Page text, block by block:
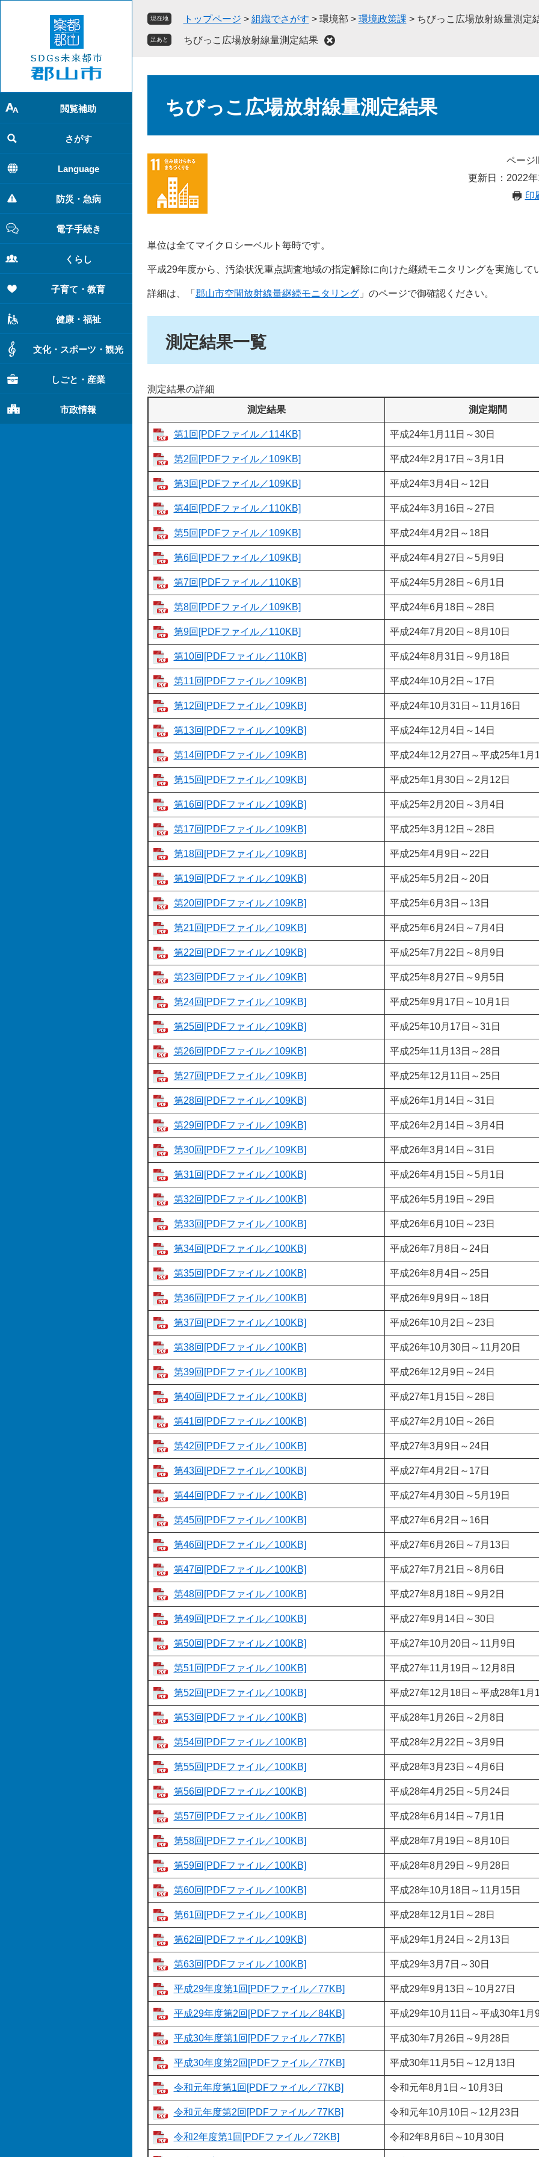
で
す
。
ば
し
て
本
文
へ
閲覧補助
さがす
Language
防災・急病
電子手続き
くらし
子育て・教育
健康・福祉
文化・スポーツ・観光
しごと・産業
市政情報
現在地 トップページ > 組織でさがす > 環境部 > 環境政策課 > ちびっこ広場放射線量測定
足あと ちびっこ広場放射線量測定結果
ちびっこ広場放射線量測定結果
ページ
更新日：2022
印
単位は全てマイクロシーベルト毎時です。
平成29年度から、汚染状況重点調査地域の指定解除に向けた継続モニタリングを実施して
詳細は、「 郡山市空間放射線量継続モニタリング」のページで御確認ください。
測定結果一覧
測定結果の詳細
測定結果
測定期間
第1回[PDFファイル／114KB] 平成24年1月11日～30日
第2回[PDFファイル／109KB] 平成24年2月17日～3月1日
第3回[PDFファイル／109KB] 平成24年3月4日～12日
第4回[PDFファイル／110KB] 平成24年3月16日～27日
第5回[PDFファイル／109KB] 平成24年4月2日～18日
第6回[PDFファイル／109KB] 平成24年4月27日～5月9日
第7回[PDFファイル／110KB] 平成24年5月28日～6月1日
第8回[PDFファイル／109KB] 平成24年6月18日～28日
第9回[PDFファイル／110KB] 平成24年7月20日～8月10日
第10回[PDFファイル／110KB] 平成24年8月31日～9月18日
第11回[PDFファイル／109KB] 平成24年10月2日～17日
第12回[PDFファイル／109KB] 平成24年10月31日～11月16日
第13回[PDFファイル／109KB] 平成24年12月4日～14日
第14回[PDFファイル／109KB] 平成24年12月27日～平成25年1月
第15回[PDFファイル／109KB] 平成25年1月30日～2月12日
第16回[PDFファイル／109KB] 平成25年2月20日～3月4日
第17回[PDFファイル／109KB] 平成25年3月12日～28日
第18回[PDFファイル／109KB] 平成25年4月9日～22日
第19回[PDFファイル／109KB] 平成25年5月2日～20日
第20回[PDFファイル／109KB] 平成25年6月3日～13日
第21回[PDFファイル／109KB] 平成25年6月24日～7月4日
第22回[PDFファイル／109KB] 平成25年7月22日～8月9日
第23回[PDFファイル／109KB] 平成25年8月27日～9月5日
第24回[PDFファイル／109KB] 平成25年9月17日～10月1日
第25回[PDFファイル／109KB] 平成25年10月17日～31日
第26回[PDFファイル／109KB] 平成25年11月13日～28日
第27回[PDFファイル／109KB] 平成25年12月11日～25日
第28回[PDFファイル／109KB] 平成26年1月14日～31日
第29回[PDFファイル／109KB] 平成26年2月14日～3月4日
第30回[PDFファイル／109KB] 平成26年3月14日～31日
第31回[PDFファイル／100KB] 平成26年4月15日～5月1日
第32回[PDFファイル／100KB] 平成26年5月19日～29日
第33回[PDFファイル／100KB] 平成26年6月10日～23日
第34回[PDFファイル／100KB] 平成26年7月8日～24日
第35回[PDFファイル／100KB] 平成26年8月4日～25日
第36回[PDFファイル／100KB] 平成26年9月9日～18日
第37回[PDFファイル／100KB] 平成26年10月2日～23日
第38回[PDFファイル／100KB] 平成26年10月30日～11月20日
第39回[PDFファイル／100KB] 平成26年12月9日～24日
第40回[PDFファイル／100KB] 平成27年1月15日～28日
第41回[PDFファイル／100KB] 平成27年2月10日～26日
第42回[PDFファイル／100KB] 平成27年3月9日～24日
第43回[PDFファイル／100KB] 平成27年4月2日～17日
第44回[PDFファイル／100KB] 平成27年4月30日～5月19日
第45回[PDFファイル／100KB] 平成27年6月2日～16日
第46回[PDFファイル／100KB] 平成27年6月26日～7月13日
第47回[PDFファイル／100KB] 平成27年7月21日～8月6日
第48回[PDFファイル／100KB] 平成27年8月18日～9月2日
第49回[PDFファイル／100KB] 平成27年9月14日～30日
第50回[PDFファイル／100KB] 平成27年10月20日～11月9日
第51回[PDFファイル／100KB] 平成27年11月19日～12月8日
第52回[PDFファイル／100KB] 平成27年12月18日～平成28年1月
第53回[PDFファイル／100KB] 平成28年1月26日～2月8日
第54回[PDFファイル／100KB] 平成28年2月22日～3月9日
第55回[PDFファイル／100KB] 平成28年3月23日～4月6日
第56回[PDFファイル／100KB] 平成28年4月25日～5月24日
第57回[PDFファイル／100KB] 平成28年6月14日～7月1日
第58回[PDFファイル／100KB] 平成28年7月19日～8月10日
第59回[PDFファイル／100KB] 平成28年8月29日～9月28日
第60回[PDFファイル／100KB] 平成28年10月18日～11月15日
第61回[PDFファイル／100KB] 平成28年12月1日～28日
第62回[PDFファイル／109KB] 平成29年1月24日～2月13日
第63回[PDFファイル／100KB] 平成29年3月7日～30日
平成29年度第1回[PDFファイル／77KB] 平成29年9月13日～10月27日
平成29年度第2回[PDFファイル／84KB] 平成29年10月11日～平成30年1月
平成30年度第1回[PDFファイル／77KB] 平成30年7月26日～9月28日
平成30年度第2回[PDFファイル／77KB] 平成30年11月5日～12月13日
令和元年度第1回[PDFファイル／77KB] 令和元年8月1日～10月3日
令和元年度第2回[PDFファイル／77KB] 令和元年10月10日～12月23日
令和2年度第1回[PDFファイル／72KB] 令和2年8月6日～10月30日